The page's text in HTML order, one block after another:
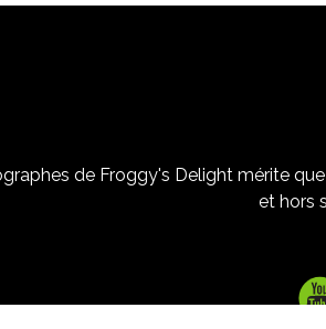
de Froggy's Delight mérite
et hors